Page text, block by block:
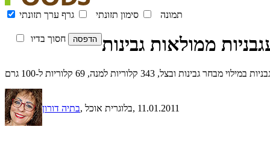
תמונה סימון תזונתי גרף ערך תזונתי
חסוך בדיו ממולאות גבינות
במילוי מבחר גבינות ובצל, 343 קלוריות למנה, 69 קלוריות ל-100 גרם
בתיה דורון , בלוגרית אוכל, 11.01.2011